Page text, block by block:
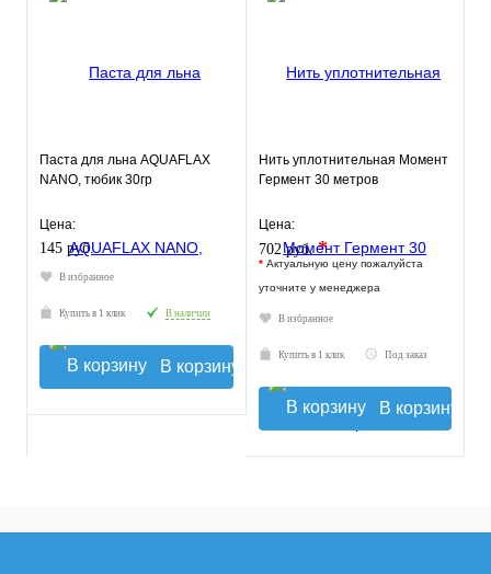
Паста для льна AQUAFLAX
NANO, тюбик 30гр
Цена:
145 руб.
В избранное
Купить в 1 клик В наличии
В корзину
Нить уплотнительная Момент
Гермент 30 метров
Цена:
702 руб.*
* Актуальную цену пожалуйста
уточните у менеджера
В избранное
Купить в 1 клик Под заказ
В корзину